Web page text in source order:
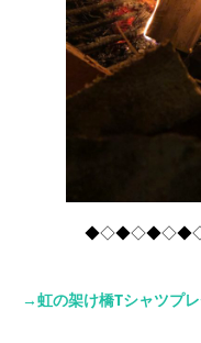
→虹の架け橋Tシャツプ